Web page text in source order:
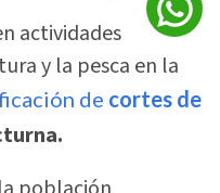
actividades
y la pesca en la
de cortes de